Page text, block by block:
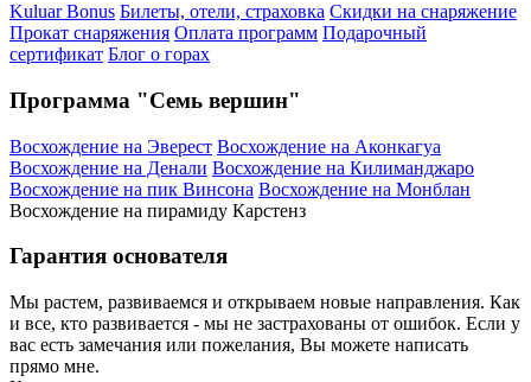
Kuluar Bonus Билеты, отели, страховка Скидки на снаряжение
Прокат снаряжения Оплата программ Подарочный
сертификат Блог о горах
Программа "Семь вершин"
Восхождение на Эверест Восхождение на Аконкагуа
Восхождение на Денали Восхождение на Килиманджаро
Восхождение на пик Винсона Восхождение на Монблан
Восхождение на пирамиду Карстенз
Гарантия основателя
Мы растем, развиваемся и открываем новые направления. Как
и все, кто развивается - мы не застрахованы от ошибок. Если у
вас есть замечания или пожелания, Вы можете написать
прямо мне.